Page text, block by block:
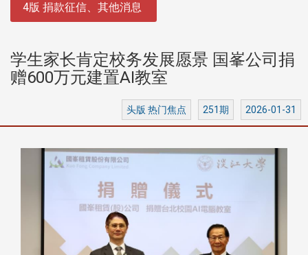
4版 捐款征信、其他消息
学生家长肯定校务发展愿景 国峯公司捐
赠600万元建置AI教室
头版 热门焦点 251期 2026-01-31